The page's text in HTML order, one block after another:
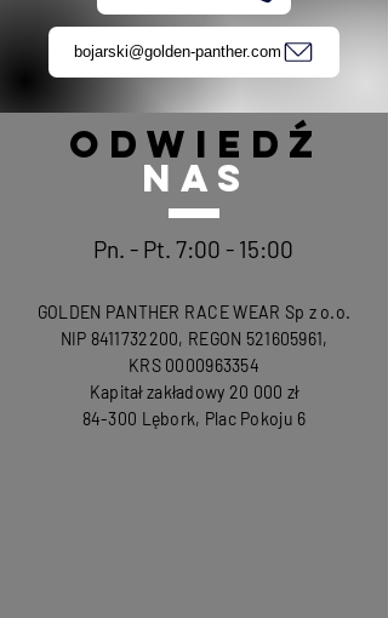
bojarski@golden-panther.com
ODWIEDŹ
NAS
Pn. - Pt. 7:00 - 15:00
GOLDEN PANTHER RACE WEAR Sp z o.o.
NIP 8411732200, REGON 521605961,
KRS 0000963354
Kapitał zakładowy 20 000 zł
84-300 Lębork, Plac Pokoju 6